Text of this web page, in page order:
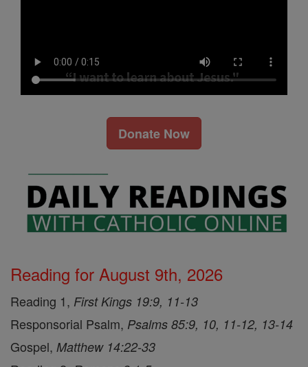
Donate Now
Reading for August 9th, 2026
Reading 1, First Kings 19:9, 11-13
Responsorial Psalm, Psalms 85:9, 10, 11-12, 13-14
Gospel, Matthew 14:22-33